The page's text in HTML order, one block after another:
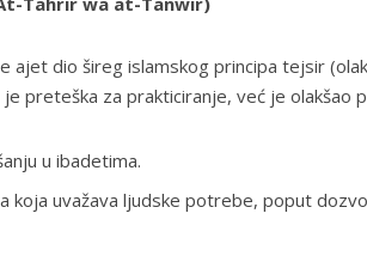
ajet dio šireg islamskog principa tejsir
preteška za prakticiranje, već je olakšao
u ibadetima.
koja uvažava ljudske potrebe, poput